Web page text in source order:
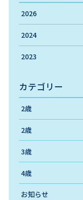
2026
2024
2023
カテゴリー
2歳
2歳
3歳
4歳
お知らせ